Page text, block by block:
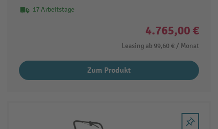
17 Arbeitstage
4.765,00 €
Leasing ab 99,60 € / Monat
Zum Produkt